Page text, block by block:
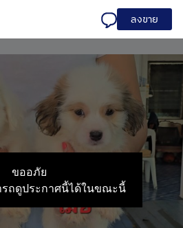
ลงขาย
ขออภัย
ถดูประกาศนี้ได้ในขณะนี้